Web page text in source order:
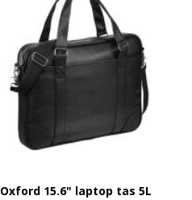
Oxford 15.6" laptop tas 5L